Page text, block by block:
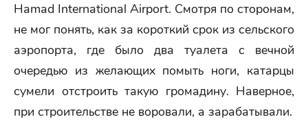
Hamad International Airport. Смотря по сторонам,
не мог понять, как за короткий срок из сельского
аэропорта, где было два туалета с вечной
очередью из желающих помыть ноги, катарцы
сумели отстроить такую громадину. Наверное,
при строительстве не воровали, а зарабатывали.